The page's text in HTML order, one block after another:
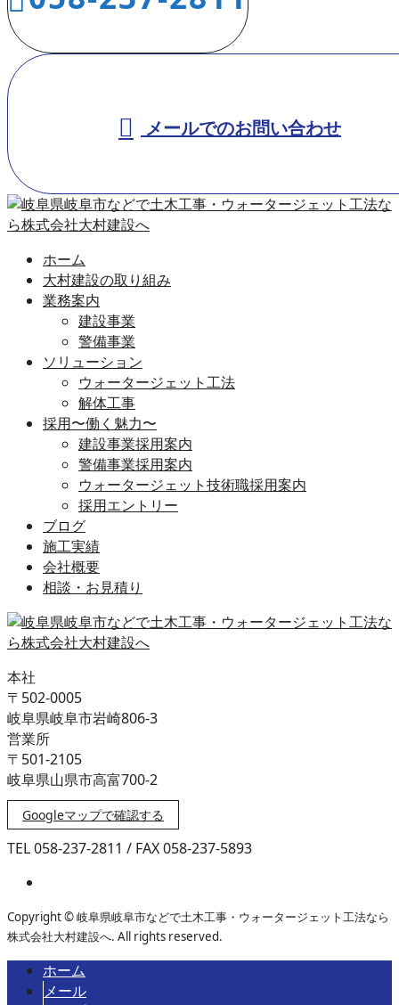
メールでのお問い合わせ
ホーム
大村建設の取り組み
業務案内
建設事業
警備事業
ソリューション
ウォータージェット工法
解体工事
採用〜働く魅力〜
建設事業採用案内
警備事業採用案内
ウォータージェット技術職採用案内
採用エントリー
ブログ
施工実績
会社概要
相談・お見積り
本社
〒502-0005
岐阜県岐阜市岩崎806-3
営業所
〒501-2105
岐阜県山県市高富700-2
Googleマップで確認する
TEL 058-237-2811 / FAX 058-237-5893
Copyright © 岐阜県岐阜市などで土木工事・ウォータージェット工法なら
株式会社大村建設へ. All rights reserved.
ホーム
メール